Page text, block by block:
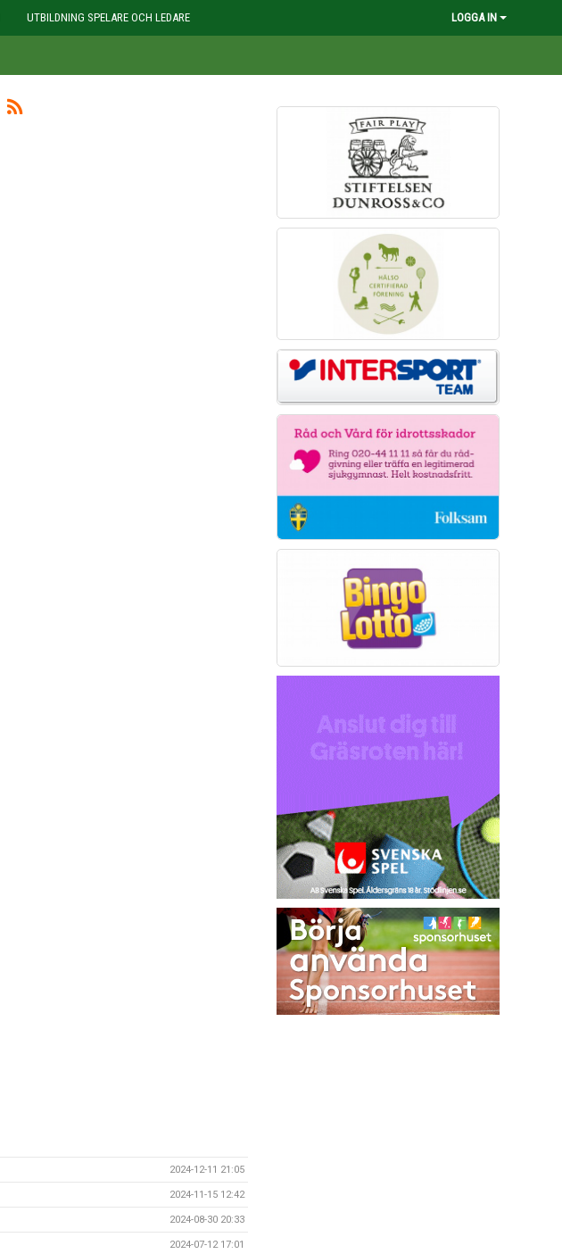
UTBILDNING SPELARE OCH LEDARE LOGGA IN
2024-12-11 21:05
2024-11-15 12:42
2024-08-30 20:33
2024-07-12 17:01